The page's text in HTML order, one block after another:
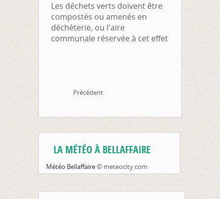
Les déchets verts doivent être
compostés ou amenés en
déchèterie, ou l'aire
communale réservée à cet effet
Précédent
LA MÉTÉO À BELLAFFAIRE
Météo Bellaffaire© meteocity.com